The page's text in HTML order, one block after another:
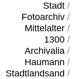
Stadt/
Fotoarchiv/
Mittelalter/
1300/
Archivalia/
Haumann /
Stadtlandsand /